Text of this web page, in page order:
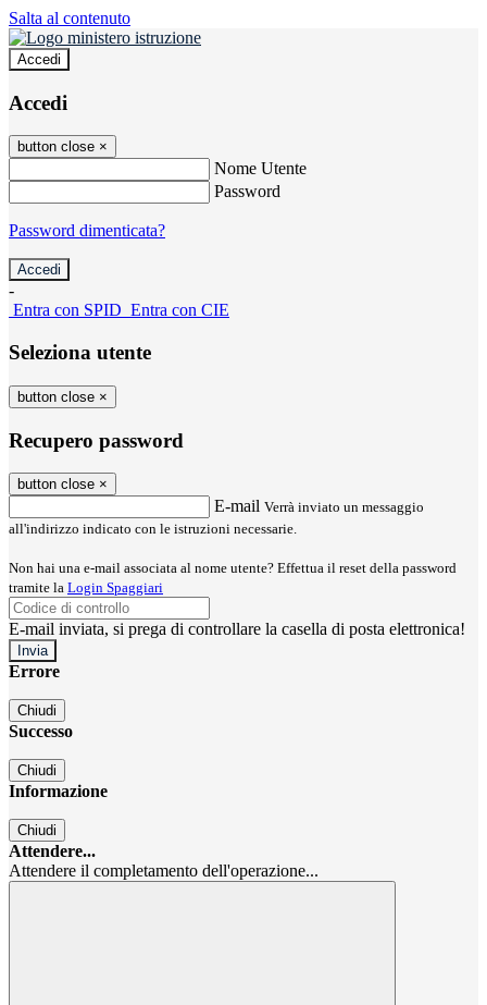
Salta al contenuto
Accedi
Accedi
button close ×
Nome Utente
Password
Password dimenticata?
-
Entra con SPID Entra con CIE
Seleziona utente
button close ×
Recupero password
button close ×
E-mail Verrà inviato un messaggio
all'indirizzo indicato con le istruzioni necessarie.
Non hai una e-mail associata al nome utente? Effettua il reset della password
tramite la Login Spaggiari
E-mail inviata, si prega di controllare la casella di posta elettronica!
Errore
Chiudi
Successo
Chiudi
Informazione
Chiudi
Attendere...
Attendere il completamento dell'operazione...